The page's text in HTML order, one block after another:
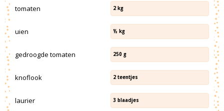
tomaten 2 kg
uien ½ kg
gedroogde tomaten 250 g
knoflook 2 teentjes
laurier 3 blaadjes